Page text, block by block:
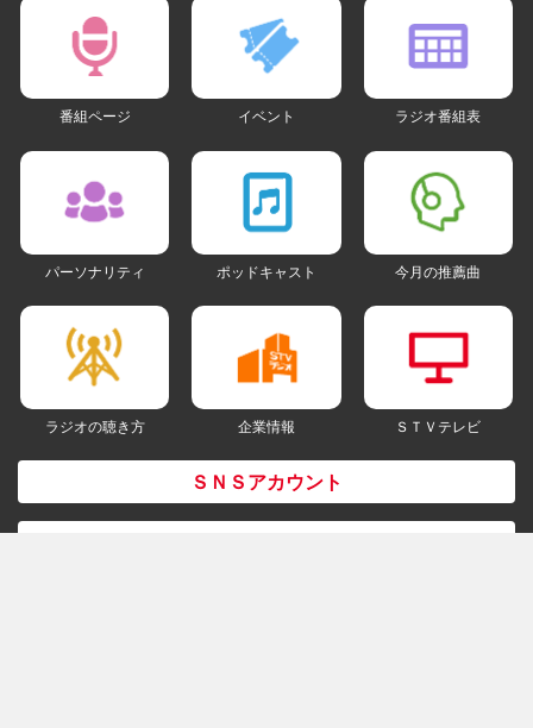
番組ページ イベント ラジオ番組表
パーソナリティ ポッドキャスト 今月の推薦曲
ラジオの聴き方 企業情報 ＳＴＶテレビ
ＳＮＳアカウント